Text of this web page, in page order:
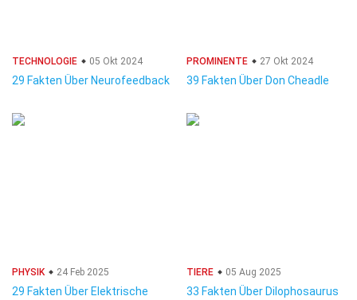
TECHNOLOGIE 05 Okt 2024
29 Fakten Über Neurofeedback
PROMINENTE 27 Okt 2024
39 Fakten Über Don Cheadle
PHYSIK 24 Feb 2025
29 Fakten Über Elektrische
TIERE 05 Aug 2025
33 Fakten Über Dilophosaurus